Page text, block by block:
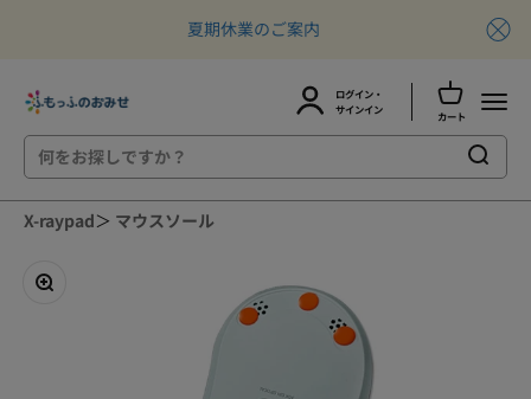
コンテンツへスキップ
夏期休業のご案内
ふもっふのおみせ
アカウントページに移動する
ログイン・
サインイン
カートを開
カート
メニ
X-raypad＞ マウスソール
ズームイン